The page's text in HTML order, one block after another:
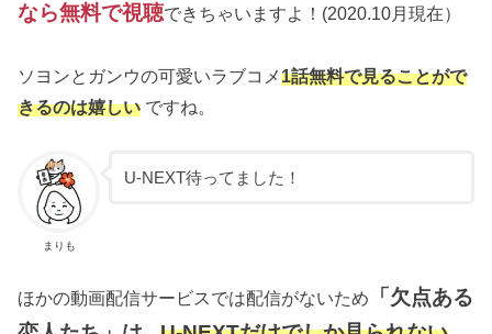
なら無料で視聴できちゃいますよ！(2020.10月現在）
ソヨンとガンウの可愛いラブコメ1話無料で見ることがで
きるのは嬉しい ですね。
まりも
U-NEXT待ってました！
ほかの動画配信サービスでは配信がないため
「欠点ある